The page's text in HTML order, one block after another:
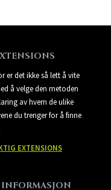
er det ikke så lett å vite
å velge den metoden
av hvem de ulike
du trenger for å finne
EXTENSIONS
INFORMASJON